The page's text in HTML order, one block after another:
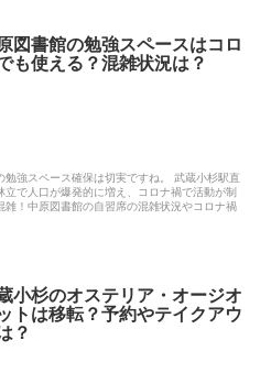
図書館の勉強スペースはコロ
も使える？混雑状況は？
強スペース確保は切実ですね。 武蔵小杉駅直
で人口が爆発的に増え、コロナ禍で活動が制
雑！中原図書館の自習席の混雑状況やコロナ禍
小杉のオステリア・オージオ
トは移転？予約やテイクアウ
？